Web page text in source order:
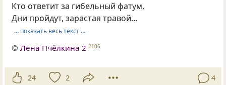
Кто ответит за гибельный фатум,
Дни пройдут, зарастая травой…
… показать весь текст …
©Лена Пчёлкина 2 2106
24 2 4